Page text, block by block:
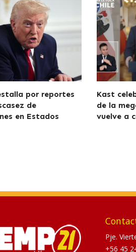
por reportes
de
en Estados
Kast
de la
vuelve a
Pje.
+56 45